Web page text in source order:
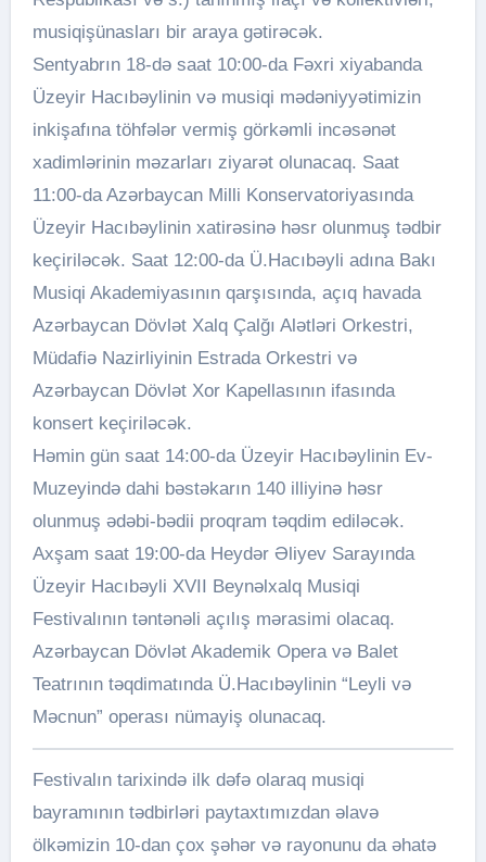
musiqişünasları bir araya gətirəcək.
Sentyabrın 18-də saat 10:00-da Fəxri xiyabanda
Üzeyir Hacıbəylinin və musiqi mədəniyyətimizin
inkişafına töhfələr vermiş görkəmli incəsənət
xadimlərinin məzarları ziyarət olunacaq. Saat
11:00-da Azərbaycan Milli Konservatoriyasında
Üzeyir Hacıbəylinin xatirəsinə həsr olunmuş tədbir
keçiriləcək. Saat 12:00-da Ü.Hacıbəyli adına Bakı
Musiqi Akademiyasının qarşısında, açıq havada
Azərbaycan Dövlət Xalq Çalğı Alətləri Orkestri,
Müdafiə Nazirliyinin Estrada Orkestri və
Azərbaycan Dövlət Xor Kapellasının ifasında
konsert keçiriləcək.
Həmin gün saat 14:00-da Üzeyir Hacıbəylinin Ev-
Muzeyində dahi bəstəkarın 140 illiyinə həsr
olunmuş ədəbi-bədii proqram təqdim ediləcək.
Axşam saat 19:00-da Heydər Əliyev Sarayında
Üzeyir Hacıbəyli XVII Beynəlxalq Musiqi
Festivalının təntənəli açılış mərasimi olacaq.
Azərbaycan Dövlət Akademik Opera və Balet
Teatrının təqdimatında Ü.Hacıbəylinin “Leyli və
Məcnun” operası nümayiş olunacaq.
Festivalın tarixində ilk dəfə olaraq musiqi
bayramının tədbirləri paytaxtımızdan əlavə
ölkəmizin 10-dan çox şəhər və rayonunu da əhatə